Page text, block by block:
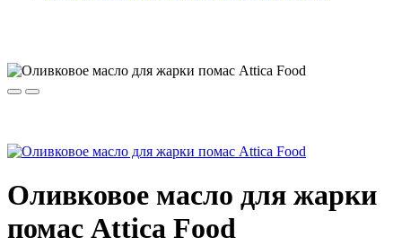
Оливковое масло для жарки
помас Attica Food